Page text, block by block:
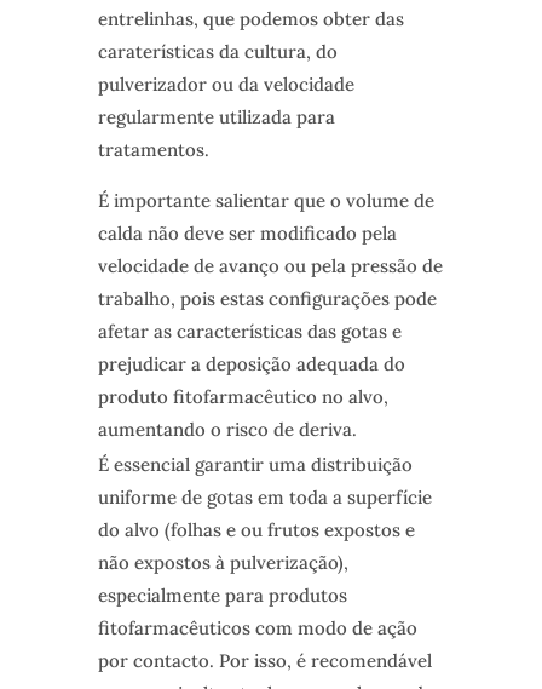
entrelinhas, que podemos obter das
caraterísticas da cultura, do
pulverizador ou da velocidade
regularmente utilizada para
tratamentos.
É importante salientar que o volume de
calda não deve ser modificado pela
velocidade de avanço ou pela pressão de
trabalho, pois estas configurações pode
afetar as características das gotas e
prejudicar a deposição adequada do
produto fitofarmacêutico no alvo,
aumentando o risco de deriva.
É essencial garantir uma distribuição
uniforme de gotas em toda a superfície
do alvo (folhas e ou frutos expostos e
não expostos à pulverização),
especialmente para produtos
fitofarmacêuticos com modo de ação
por contacto. Por isso, é recomendável